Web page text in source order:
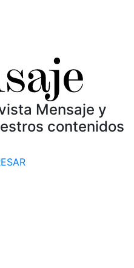
Mensaje y
contenidos